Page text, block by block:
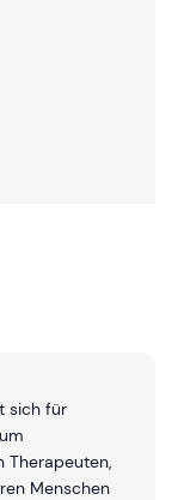
sich für
Therapeuten,
Menschen